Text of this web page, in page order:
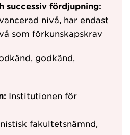
successiv fördjupning:
nivå, har endast
som förkunskapskrav
godkänd,
Institutionen för
fakultetsnämnd,